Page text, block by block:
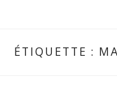
ÉTIQUETTE :